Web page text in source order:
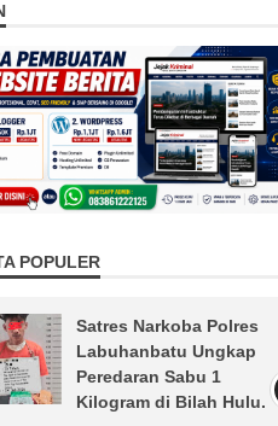
POPULER
Satres Narkoba Polres
Labuhanbatu Ungkap
Peredaran Sabu 1
Kilogram di Bilah Hulu.